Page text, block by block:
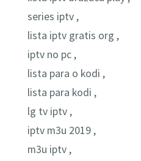
series iptv ,
lista iptv gratis org ,
iptv no pc ,
lista para o kodi ,
lista para kodi ,
lg tv iptv ,
iptv m3u 2019 ,
m3u iptv ,